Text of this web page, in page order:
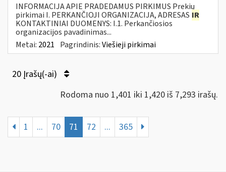
INFORMACIJA APIE PRADEDAMUS PIRKIMUS Prekių
pirkimai I. PERKANČIOJI ORGANIZACIJA, ADRESAS IR
KONTAKTINIAI DUOMENYS: I.1. Perkančiosios
organizacijos pavadinimas...
Metai: 2021 Pagrindinis:Viešieji pirkimai
20 Įrašų(-ai)
Rodoma nuo 1,401 iki 1,420 iš 7,293 irašų.
1 ... 70 71 72 ... 365